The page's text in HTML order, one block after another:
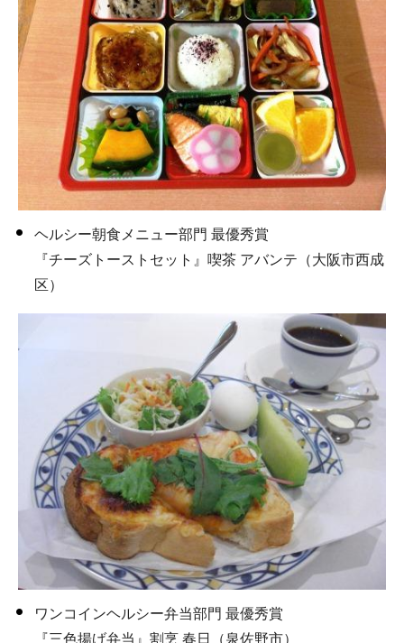
ヘルシー朝食メニュー部門 最優秀賞
『チーズトーストセット』喫茶 アバンテ（大阪市西成
区）
ワンコインヘルシー弁当部門 最優秀賞
『三色揚げ弁当』割烹 春日（泉佐野市）